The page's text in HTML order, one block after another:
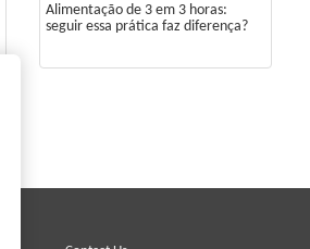
Alimentação de 3 em 3 horas:
seguir essa prática faz diferença?